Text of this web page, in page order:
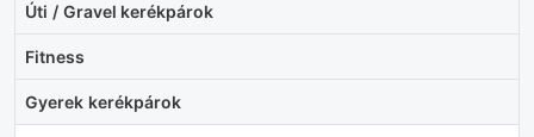
Úti / Gravel kerékpárok
Fitness
Gyerek kerékpárok